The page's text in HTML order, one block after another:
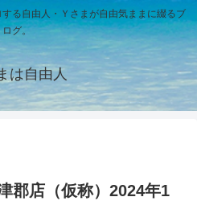
る自由人・Ｙさまが自由気ままに綴るブ
ログ。
は自由人
郡店（仮称）2024年1